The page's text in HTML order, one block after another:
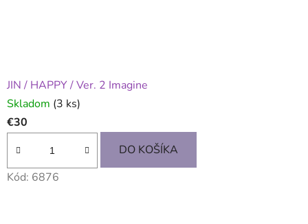
JIN / HAPPY / Ver. 2 Imagine
Skladom (3 ks)
€30
DO KOŠÍKA
Kód: 6876